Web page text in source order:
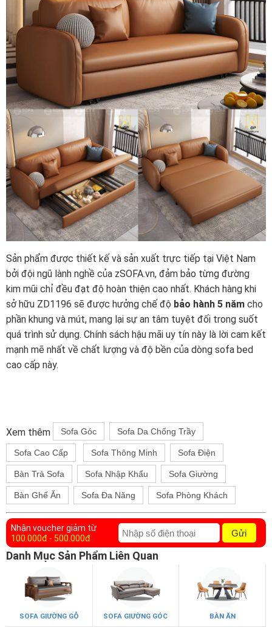
Sản phẩm được thiết kế và sản xuất trực tiếp tại Việt Nam
bởi đội ngũ lành nghề của zSOFA.vn, đảm bảo từng đường
kim mũi chỉ đều đạt độ hoàn thiện cao nhất. Khách hàng khi
sở hữu ZD1196 sẽ được hưởng chế độ bảo hành 5 năm cho
phần khung và mút, mang lại sự an tâm tuyệt đối trong suốt
quá trình sử dụng. Chính sách hậu mãi uy tín này là lời cam kết
mạnh mẽ nhất về chất lượng và độ bền của dòng sofa bed
cao cấp này.
Xem thêm Sofa Góc Sofa Da Chống Trầy
Sofa Cao Cấp Sofa Thông Minh Sofa Điện
Bàn Trà Sofa Sofa Nhập Khẩu Sofa Giường
Bàn Ghế Ăn Sofa Đa Năng Sofa Phòng Khách
Nhận voucher giảm từ
100.000đ - 500.000đ
Gửi
Danh Mục Sản Phẩm Liên Quan
SOFA GIƯỜNG GỖ SOFA GIƯỜNG GÓC BÀN ĂN